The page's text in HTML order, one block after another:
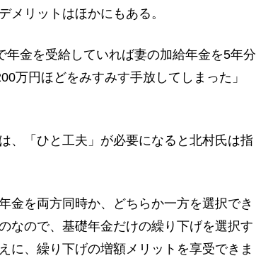
リットはほかにもある。
年金を受給していれば妻の加給年金を5年分
万円ほどをみすみす手放してしまった」
、「ひと工夫」が必要になると北村氏は指
金を両方同時か、どちらか一方を選択でき
なので、基礎年金だけの繰り下げを選択す
に、繰り下げの増額メリットを享受できま